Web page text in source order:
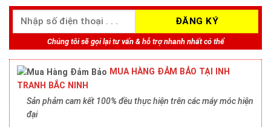
Chúng tôi sẽ gọi lại tư vấn & hỗ trợ nhanh nhất có thể
MUA HÀNG ĐẢM BẢO TẠI INH
TRANH BẮC NINH
Sản phảm cam kết 100% đều thực hiện trên các máy móc hiện
đại